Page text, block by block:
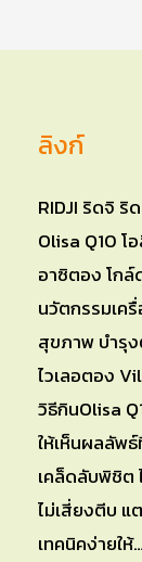
ลิงก์
RIDJI ริดจิ ริ
Olisa Q10 โ
อาซิตอง โก
นวัตกรรมเค
สุขภาพ บำรุ
ไวเลอตอง
วิธีกินOlisa
ให้เห็นผลลัพ
เคล็ดลับพิชิต
ไม่เสี่ยงตีบ แ
เทคนิคง่ายใ